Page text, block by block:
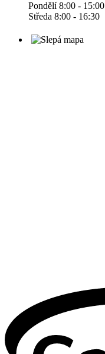
Pondělí 8:00 - 15:00
Středa 8:00 - 16:30